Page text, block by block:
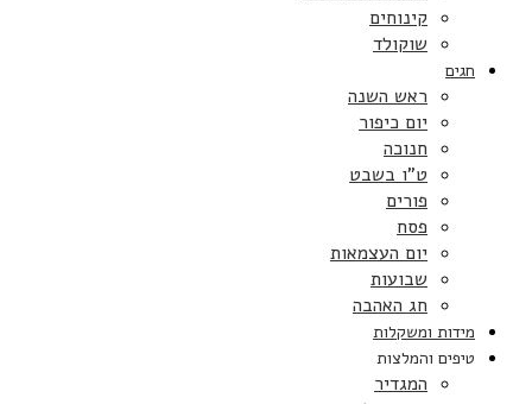
קינוחים
שוקולד
חגים
ראש השנה
יום כיפור
חנוכה
ט”ו בשבט
פורים
פסח
יום העצמאות
שבועות
חג האהבה
מידות ומשקלות
טיפים והמלצות
המגדיר